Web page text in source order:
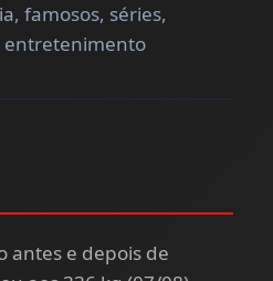
famosos, séries,
entretenimento
antes e depois de